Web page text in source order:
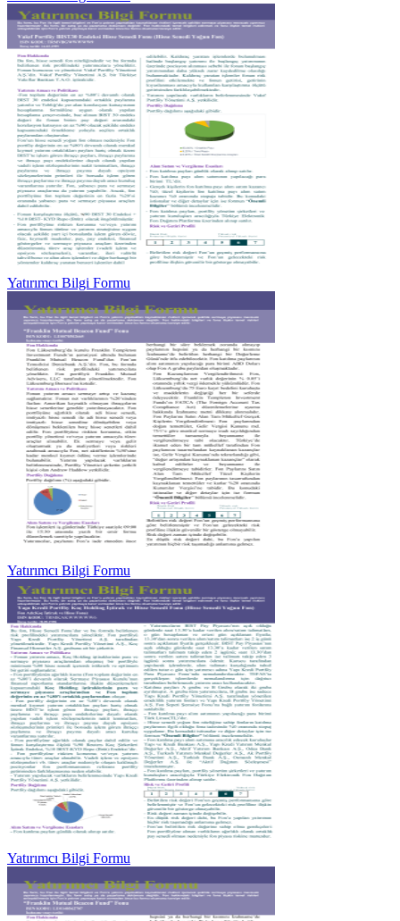
Yatırımcı Bilgi Formu
Yatırımcı Bilgi Formu
Yatırımcı Bilgi Formu